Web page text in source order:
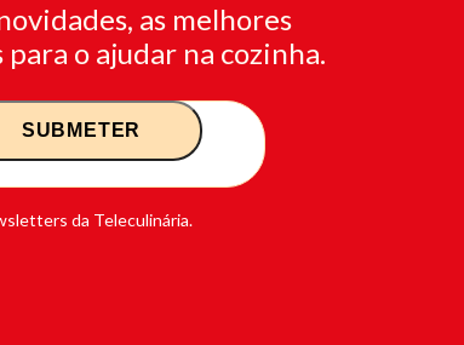
as melhores
o ajudar na cozinha.
da Teleculinária.